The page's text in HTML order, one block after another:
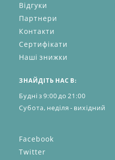
Відгуки
Партнери
Контакти
Сертифікати
Наші знижки
ЗНАЙДІТЬ НАС В:
Будні з 9:00 до 21:00
Субота, неділя - вихідний
Facebook
Twitter